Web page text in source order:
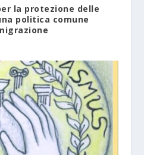
la protezione delle
politica comune